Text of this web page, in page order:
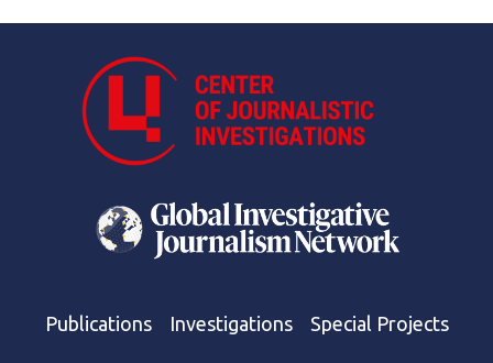
Publications Investigations Special Projects